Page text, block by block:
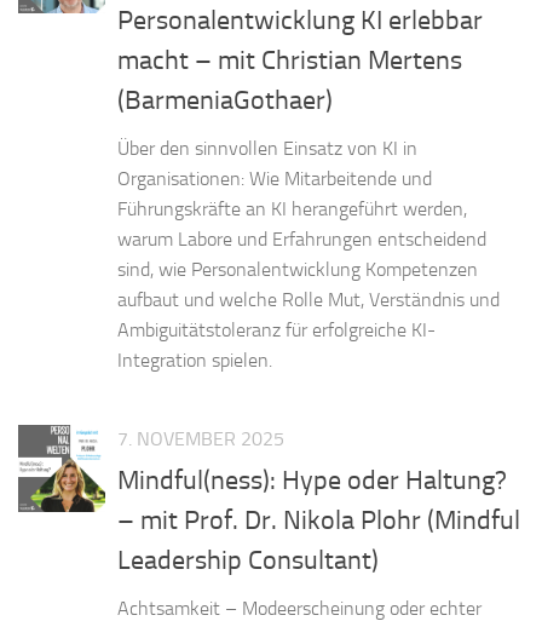
Personalentwicklung KI erlebbar
macht – mit Christian Mertens
(BarmeniaGothaer)
Über den sinnvollen Einsatz von KI in
Organisationen: Wie Mitarbeitende und
Führungskräfte an KI herangeführt werden,
warum Labore und Erfahrungen entscheidend
sind, wie Personalentwicklung Kompetenzen
aufbaut und welche Rolle Mut, Verständnis und
Ambiguitätstoleranz für erfolgreiche KI-
Integration spielen.
7. NOVEMBER 2025
Mindful(ness): Hype oder Haltung?
– mit Prof. Dr. Nikola Plohr (Mindful
Leadership Consultant)
Achtsamkeit – Modeerscheinung oder echter